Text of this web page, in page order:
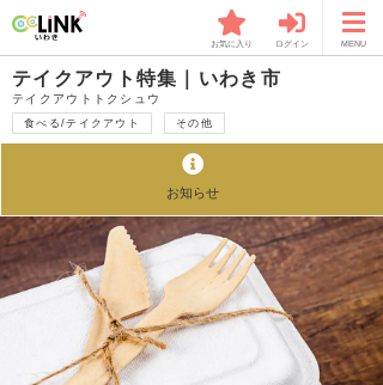
お気に入り ログイン MENU
テイクアウト特集｜いわき市
テイクアウトトクシュウ
食べる/テイクアウト その他
お知らせ